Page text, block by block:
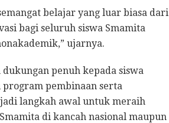
belajar yang luar biasa dari
bagi seluruh siswa Smamita
ujarnya.
penuh kepada siswa
pembinaan serta
langkah awal untuk meraih
di kancah nasional maupun